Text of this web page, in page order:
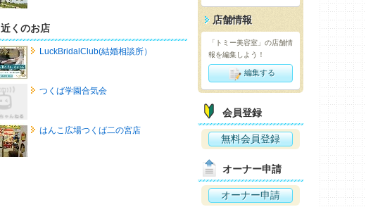
近くのお店
LuckBridalClub(結婚相談所）
つくば学園合気会
はんこ広場つくば二の宮店
店舗情報
「トミー美容室」の店舗情
報を編集しよう！
編集する
会員登録
無料会員登録
オーナー申請
オーナー申請